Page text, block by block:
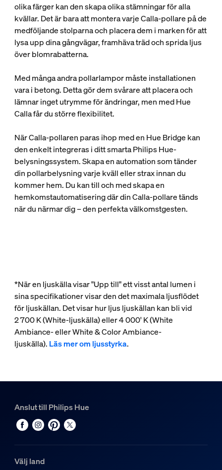
olika färger kan den skapa olika stämningar för alla
kvällar. Det är bara att montera varje Calla-pollare på de
medföljande stolparna och placera dem i marken för att
lysa upp dina gångvägar, framhäva träd och sprida ljus
över blomrabatterna.
Med många andra pollarlampor måste installationen
vara i betong. Detta gör dem svårare att placera och
lämnar inget utrymme för ändringar, men med Hue
Calla får du större flexibilitet.
När Calla-pollaren paras ihop med en Hue Bridge kan
den enkelt integreras i ditt smarta Philips Hue-
belysningssystem. Skapa en automation som tänder
din pollarbelysning varje kväll eller strax innan du
kommer hem. Du kan till och med skapa en
hemkomstautomatisering där din Calla-pollare tänds
när du närmar dig – den perfekta välkomstgesten.
*När en ljuskälla visar "Upp till" ett visst antal lumen i
sina specifikationer visar den det maximala ljusflödet
för ljuskällan. Det visar hur ljus ljuskällan kan bli vid
2 700 K (White-ljuskälla) eller 4 000' K (White
Ambiance- eller White & Color Ambiance-
ljuskälla). Läs mer om ljusstyrka.
Anslut till Philips Hue
Välj land